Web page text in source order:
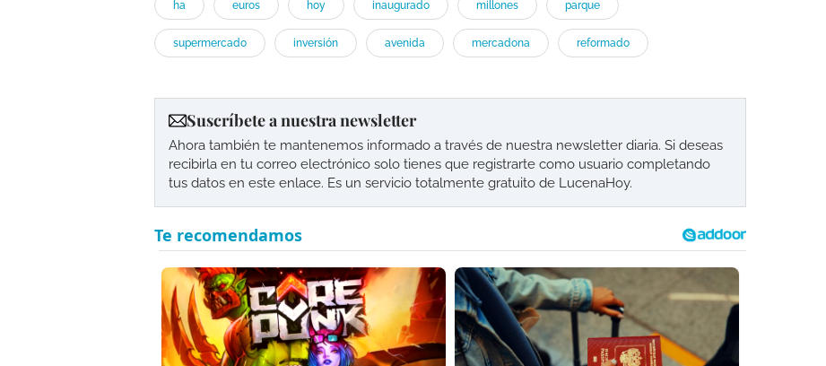
ha euros hoy inaugurado millones parque
supermercado inversión avenida mercadona reformado
Suscríbete a nuestra newsletter
Ahora también te mantenemos informado a través de nuestra newsletter diaria. Si deseas
recibirla en tu correo electrónico solo tienes que registrarte como usuario completando
tus datos en este enlace. Es un servicio totalmente gratuito de LucenaHoy.